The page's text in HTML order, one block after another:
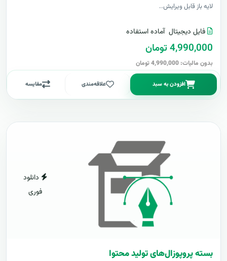
لایه باز قابل ویرایش..
فایل دیجیتال آماده استفاده
4,990,000 تومان
بدون مالیات: 4,990,000 تومان
افزودن به سبد علاقه‌مندی مقایسه
دانلود
فوری
بسته پروپوزال‌های تولید محتوا